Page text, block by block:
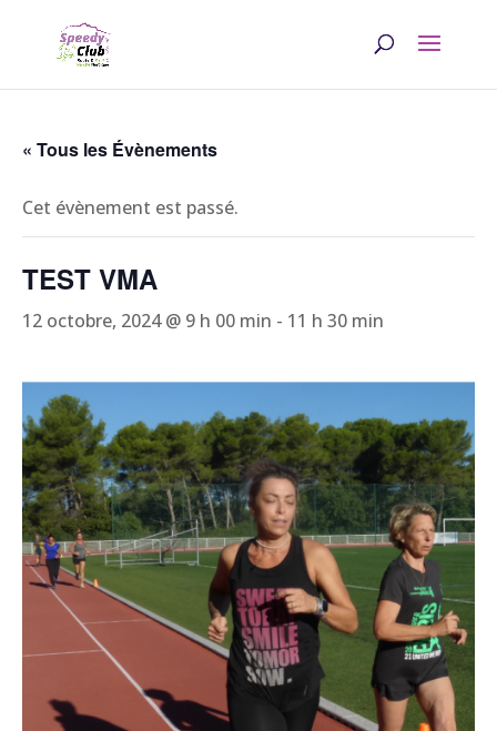
« Tous les Évènements
Cet évènement est passé.
TEST VMA
12 octobre, 2024 @ 9 h 00 min - 11 h 30 min